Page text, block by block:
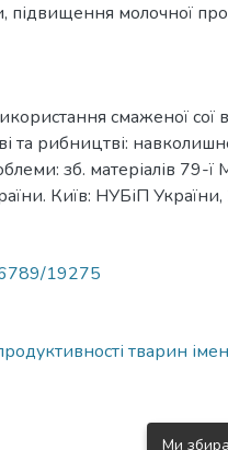
, підвищення молочної
смаженої сої
та рибництві:
зб. матеріалів 79-ї
Київ: НУБіП
19275
тварин
Ми